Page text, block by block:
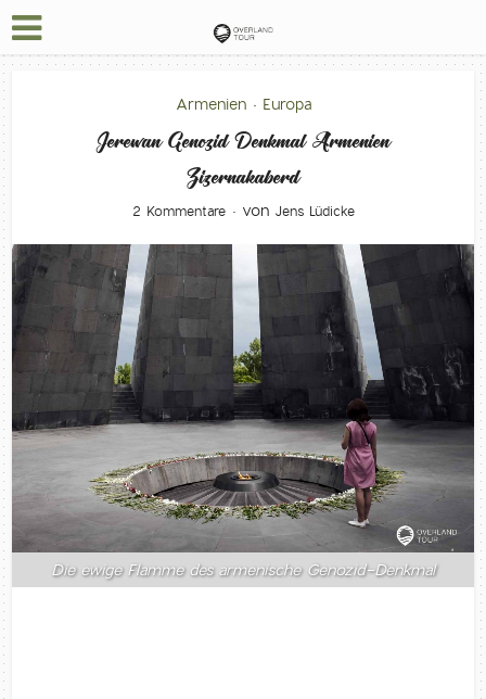
Armenien • Europa
Jerewan Genozid Denkmal Armenien
Zizernakaberd
2 Kommentare von Jens Lüdicke
Die ewige Flamme des armenische Genozid-Denkmal